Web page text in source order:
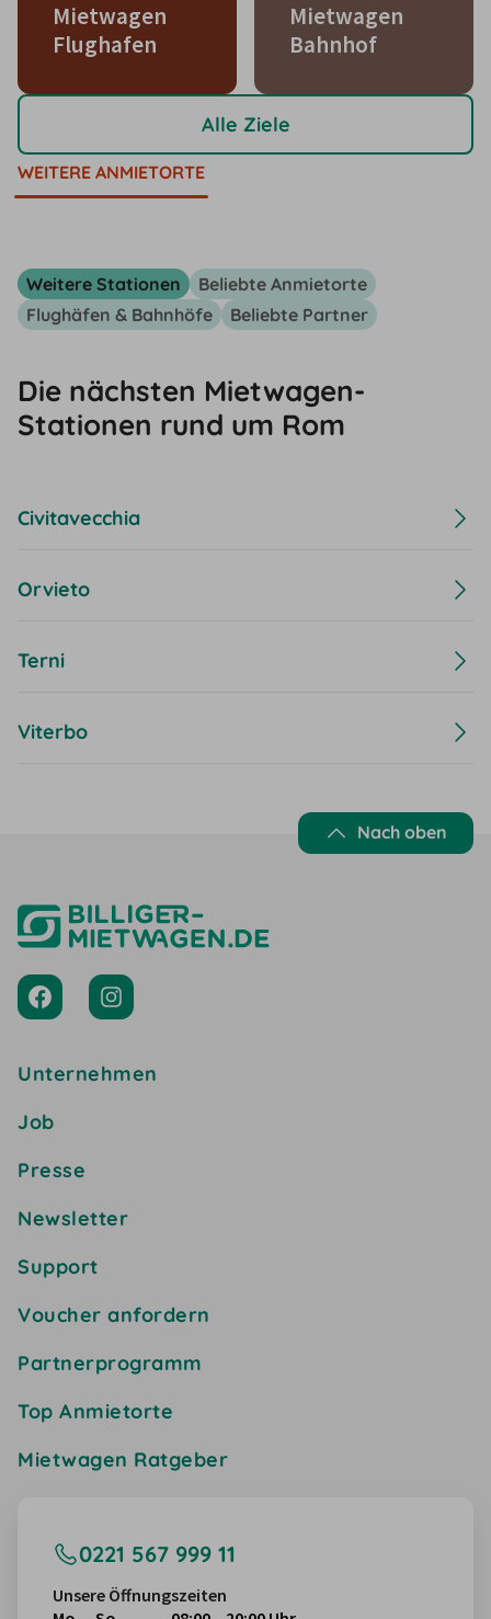
Mietwagen
Flughafen
Mietwagen
Bahnhof
Alle Ziele
WEITERE ANMIETORTE
Weitere Stationen
Beliebte Anmietorte
Flughäfen & Bahnhöfe
Beliebte Partner
Die nächsten Mietwagen-
Stationen rund um Rom
Civitavecchia
Orvieto
Terni
Viterbo
Nach oben
Unternehmen
Job
Presse
Newsletter
Support
Voucher anfordern
Partnerprogramm
Top Anmietorte
Mietwagen Ratgeber
0221 567 999 11
Unsere Öffnungszeiten